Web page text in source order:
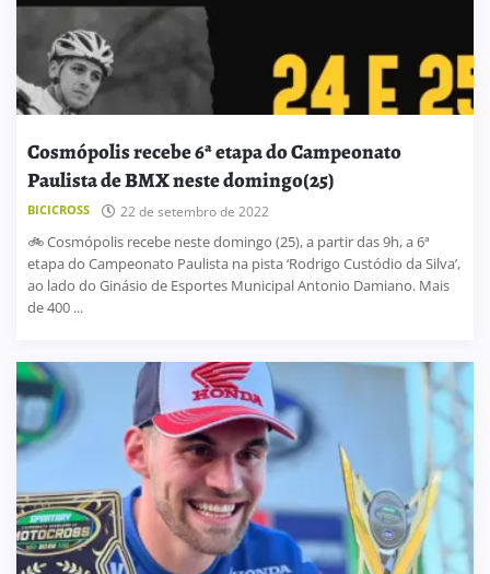
Cosmópolis recebe 6ª etapa do Campeonato
Paulista de BMX neste domingo(25)
BICICROSS 22 de setembro de 2022
🚲 Cosmópolis recebe neste domingo (25), a partir das 9h, a 6ª
etapa do Campeonato Paulista na pista ‘Rodrigo Custódio da Silva’,
ao lado do Ginásio de Esportes Municipal Antonio Damiano. Mais
de 400 ...